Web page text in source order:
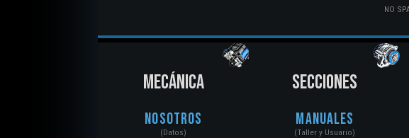
NO
MECÁNICA
Nosotros
(Datos)
SECCIONES
Manuales
(Taller y Usuario)